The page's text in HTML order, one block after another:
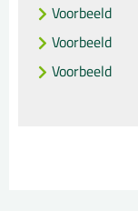
Voorbeeld
Voorbeeld
Voorbeeld